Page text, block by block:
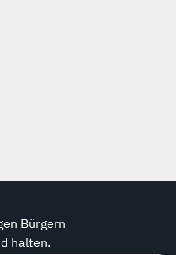
Bürgern
halten.